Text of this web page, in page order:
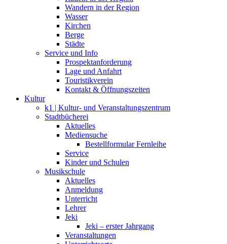
Wandern in der Region
Wasser
Kirchen
Berge
Städte
Service und Info
Prospektanforderung
Lage und Anfahrt
Touristikverein
Kontakt & Öffnungszeiten
Kultur
k1 | Kultur- und Veranstaltungszentrum
Stadtbücherei
Aktuelles
Mediensuche
Bestellformular Fernleihe
Service
Kinder und Schulen
Musikschule
Aktuelles
Anmeldung
Unterricht
Lehrer
Jeki
Jeki – erster Jahrgang
Veranstaltungen